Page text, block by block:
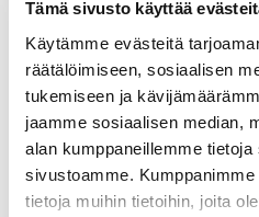
Tämä sivusto käyttää
Käytämme evästeitä
räätälöimiseen, sosiaalisen
tukemiseen ja
jaamme sosiaalisen median,
alan kumppaneillemme
sivustoamme.
tietoja muihin tietoihin, joita
imukuppien avulla.
Original
price
was:
541,00 €.
459,85€
Current
price
is:
459,85 €.
Tuotekoodi: 47200